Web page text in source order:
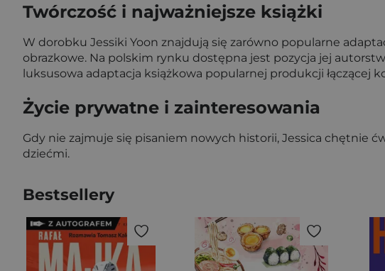
Twórczość i najważniejsze książki
W dorobku Jessiki Yoon znajdują się zarówno popularne
obrazkowe. Na polskim rynku dostępna jest pozycja jej
luksusowa adaptacja książkowa popularnej produkcji łączącej
Życie prywatne i zainteresowania
Gdy nie zajmuje się pisaniem nowych historii, Jessica chętnie
dziećmi.
Bestsellery